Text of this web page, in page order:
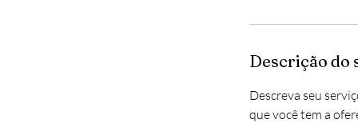
Descrição do
Descreva seu
que você tem a